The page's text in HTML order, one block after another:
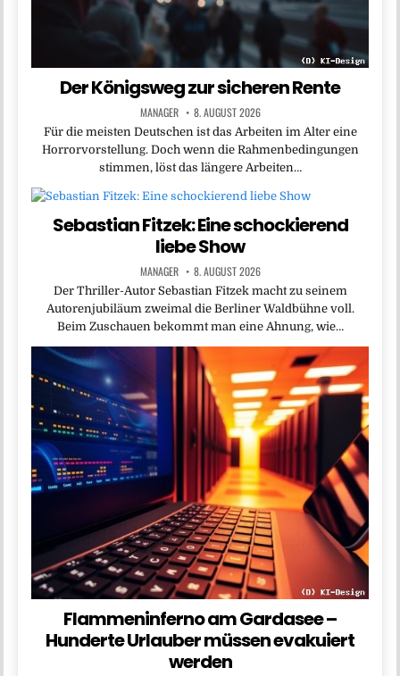
Der Königsweg zur sicheren Rente
MANAGER 8. AUGUST 2026
Für die meisten Deutschen ist das Arbeiten im Alter eine
Horrorvorstellung. Doch wenn die Rahmenbedingungen
stimmen, löst das längere Arbeiten…
Sebastian Fitzek: Eine schockierend
liebe Show
MANAGER 8. AUGUST 2026
Der Thriller-Autor Sebastian Fitzek macht zu seinem
Autorenjubiläum zweimal die Berliner Waldbühne voll.
Beim Zuschauen bekommt man eine Ahnung, wie…
Flammeninferno am Gardasee –
Hunderte Urlauber müssen evakuiert
werden